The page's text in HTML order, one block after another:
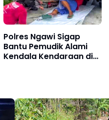
Polres Ngawi Sigap
Bantu Pemudik Alami
Kendala Kendaraan di